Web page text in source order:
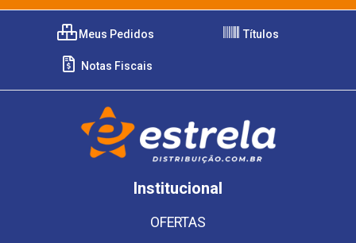
Meus Pedidos Títulos
Notas Fiscais
Institucional
OFERTAS